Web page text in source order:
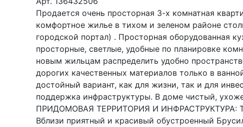
Продается очень просторная 3-х комнатная
комфортное жилье в тихом и зеленом районе
городской портал) . Просторная оборудованная
просторные, светлые, удобные по планировке
новым жильцам распределить удобно
дорогих качественных материалов только в
достойный вариант, как для жизни, так и для
поддержка инфраструктуры. В доме чистый,
ПРИДОМОВАЯ ТЕРРИТОРИЯ И ИНФРАСТРУКТУРА:
Вблизи приятный и красивый обустроенный